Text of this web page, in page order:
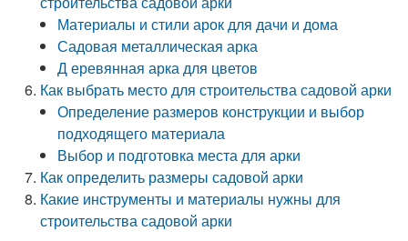
Материалы и стили арок для дачи и дома
Садовая металлическая арка
Д еревянная арка для цветов
Как выбрать место для строительства садовой арки
Определение размеров конструкции и выбор
подходящего материала
Выбор и подготовка места для арки
Как определить размеры садовой арки
Какие инструменты и материалы нужны для
строительства садовой арки